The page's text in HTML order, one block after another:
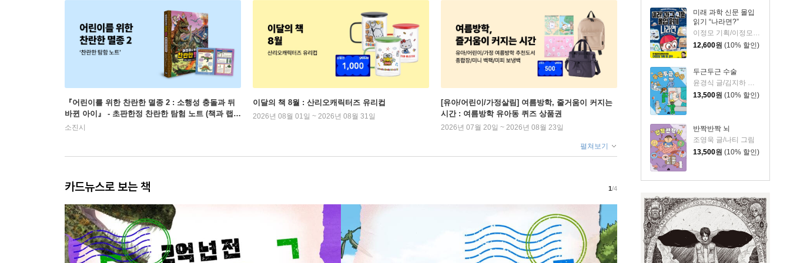
미래 과학 신문 몰입
읽기 “나라면?”
이정모 기획/이정모 감수/박정란,서재인 글/신병근 그림
12,600원 (10% 할인)
두근두근 수술
윤경식 글/김지하 그림
13,500원 (10% 할인)
반짝반짝 뇌
조영욱 글/나티 그림
13,500원 (10% 할인)
『어린이를 위한 찬란한 멸종 2 : 소행성 충돌과 뒤
바뀐 아이』 - 초판한정 찬란한 탐험 노트 (책과 랩
핑)
소진시
이달의 책 8월 : 산리오캐릭터즈 유리컵
2026년 08월 01일 ~ 2026년 08월 31일
[유아/어린이/가정살림] 여름방학, 줄거움이 커지는
시간 : 여름방학 유아동 퀴즈 상품권
2026년 07월 20일 ~ 2026년 08월 23일
펼쳐보기
카드뉴스로 보는 책 1/4